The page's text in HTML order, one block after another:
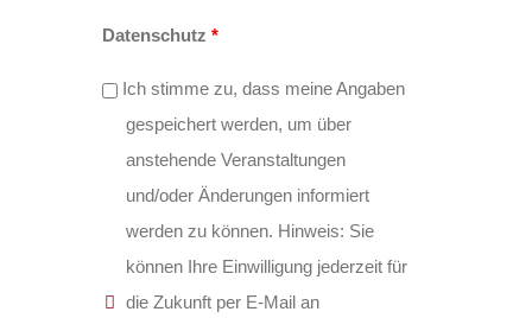
Datenschutz*
Ich stimme zu, dass meine Angaben
gespeichert werden, um über
anstehende Veranstaltungen
und/oder Änderungen informiert
werden zu können. Hinweis: Sie
können Ihre Einwilligung jederzeit für
die Zukunft per E-Mail an